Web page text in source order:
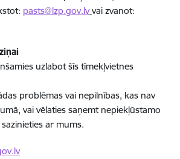
pasts@lzp.gov.lv vai zvanot:
uzlabot šīs tīmekļvietnes
problēmas vai nepilnības, kas nav
vai vēlaties saņemt nepiekļūstamo
ar mums.